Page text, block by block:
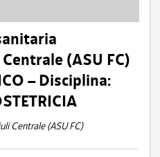
(ASU FC)
– Disciplina:
Centrale (ASU FC)